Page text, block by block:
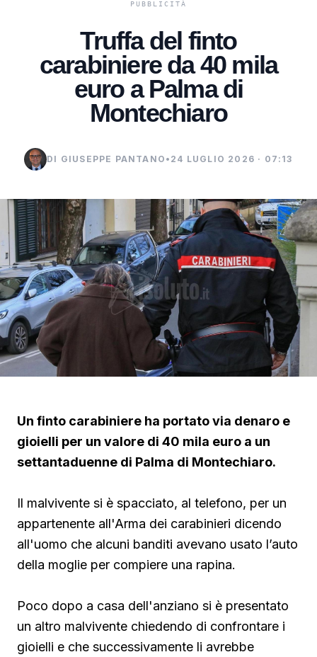
Truffa del finto
carabiniere da 40 mila
euro a Palma di
Montechiaro
DI GIUSEPPE PANTANO • 24 LUGLIO 2026 · 07:13
Un finto carabiniere ha portato via denaro e
gioielli per un valore di 40 mila euro a un
settantaduenne di Palma di Montechiaro.
Il malvivente si è spacciato, al telefono, per un
appartenente all'Arma dei carabinieri dicendo
all'uomo che alcuni banditi avevano usato l’auto
della moglie per compiere una rapina.
Poco dopo a casa dell'anziano si è presentato
un altro malvivente chiedendo di confrontare i
gioielli e che successivamente li avrebbe